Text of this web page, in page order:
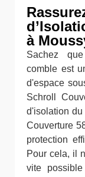
à
Sachez
comble est
d'espace
Schroll
d'isolation du
Couverture
protection
Pour cela, il
vite